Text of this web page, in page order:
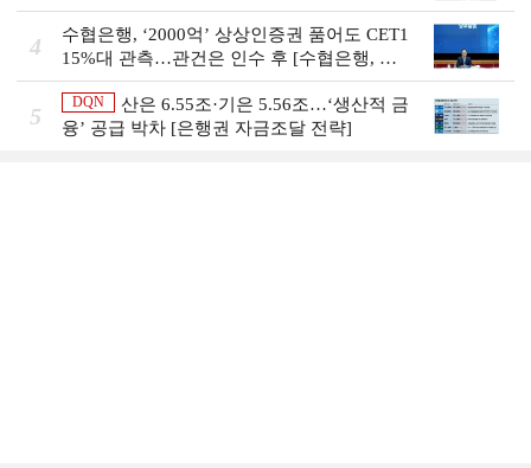
4
수협은행, ‘2000억’ 상상인증권 품어도 CET1
15%대 관측…관건은 인수 후 [수협은행, 금
융그룹의 꿈②]
5
DQN
산은 6.55조·기은 5.56조…‘생산적 금
융ʼ 공급 박차 [은행권 자금조달 전략]